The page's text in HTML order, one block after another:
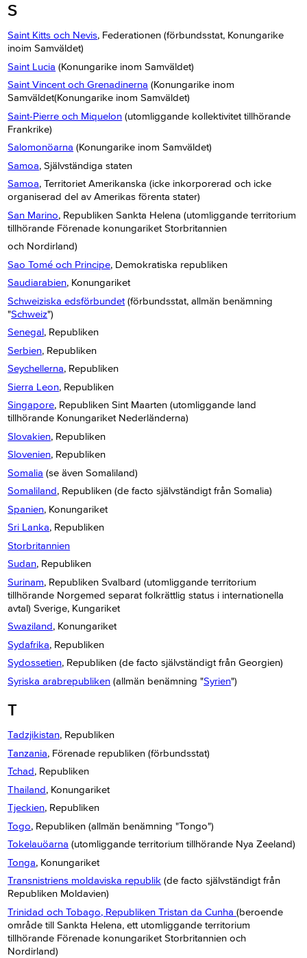
S
Saint Kitts och Nevis, Federationen (förbundsstat, Konungarike
inoim Samväldet)
Saint Lucia (Konungarike inom Samväldet)
Saint Vincent och Grenadinerna (Konungarike inom
Samväldet(Konungarike inom Samväldet)
Saint-Pierre och Miquelon (utomliggande kollektivitet tillhörande
Frankrike)
Salomonöarna (Konungarike inom Samväldet)
Samoa, Självständiga staten
Samoa, Territoriet Amerikanska (icke inkorporerad och icke
organiserad del av Amerikas förenta stater)
San Marino, Republiken Sankta Helena (utomliggande territorium
tillhörande Förenade konungariket Storbritannien
och Nordirland)
Sao Tomé och Principe, Demokratiska republiken
Saudiarabien, Konungariket
Schweiziska edsförbundet(förbundsstat, allmän benämning
"Schweiz")
Senegal, Republiken
Serbien, Republiken
Seychellerna, Republiken
Sierra Leon, Republiken
Singapore, Republiken Sint Maarten (utomliggande land
tillhörande Konungariket Nederländerna)
Slovakien, Republiken
Slovenien, Republiken
Somalia (se även Somaliland)
Somaliland, Republiken (de facto självständigt från Somalia)
Spanien, Konungariket
Sri Lanka, Republiken
Storbritannien
Sudan, Republiken
Surinam, Republiken Svalbard (utomliggande territorium
tillhörande Norgemed separat folkrättlig status i internationella
avtal) Sverige, Kungariket
Swaziland, Konungariket
Sydafrika, Republiken
Sydossetien, Republiken (de facto självständigt från Georgien)
Syriska arabrepubliken (allmän benämning "Syrien")
T
Tadzjikistan, Republiken
Tanzania, Förenade republiken (förbundsstat)
Tchad, Republiken
Thailand, Konungariket
Tjeckien, Republiken
Togo, Republiken (allmän benämning "Tongo")
Tokelauöarna (utomliggande territorium tillhörande Nya Zeeland)
Tonga, Konungariket
Transnistriens moldaviska republik (de facto självständigt från
Republiken Moldavien)
Trinidad och Tobago, Republiken Tristan da Cunha(beroende
område till Sankta Helena, ett utomliggande territorium
tillhörande Förenade konungariket Storbritannien och
Nordirland)